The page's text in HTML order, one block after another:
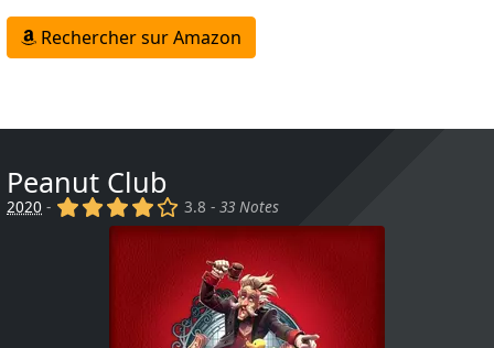
Rechercher sur Amazon
Peanut Club
2020 - (x) (x) (x) (x) ()
3.8 -33 Notes